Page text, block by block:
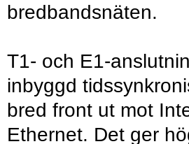
bredbandsnäten.
T1- och E1-
inbyggd
bred front ut mot
Ethernet. Det ger